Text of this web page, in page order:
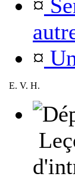
¤
¤
E. V. H.